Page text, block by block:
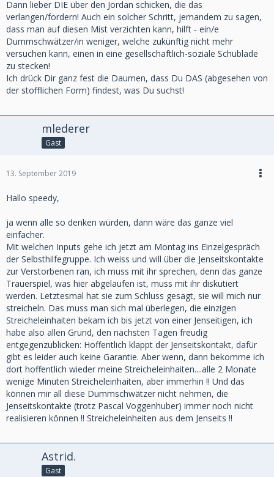
Dann lieber DIE über den Jordan schicken, die das
verlangen/fordern! Auch ein solcher Schritt, jemandem zu sagen,
dass man auf diesen Mist verzichten kann, hilft - ein/e
Dummschwätzer/in weniger, welche zukünftig nicht mehr
versuchen kann, einen in eine gesellschaftlich-soziale Schublade
zu stecken!
Ich drück Dir ganz fest die Daumen, dass Du DAS (abgesehen von
der stofflichen Form) findest, was Du suchst!
mlederer
Gast
13. September 2019
Hallo speedy,
ja wenn alle so denken würden, dann wäre das ganze viel
einfacher.
Mit welchen Inputs gehe ich jetzt am Montag ins Einzelgespräch
der Selbsthilfegruppe. Ich weiss und will über die Jenseitskontakte
zur Verstorbenen ran, ich muss mit ihr sprechen, denn das ganze
Trauerspiel, was hier abgelaufen ist, muss mit ihr diskutiert
werden. Letztesmal hat sie zum Schluss gesagt, sie will mich nur
streicheln. Das muss man sich mal überlegen, die einzigen
Streicheleinhaiten bekam ich bis jetzt von einer Jenseitigen, ich
habe also allen Grund, den nächsten Tagen freudig
entgegenzublicken: Hoffentlich klappt der Jenseitskontakt, dafür
gibt es leider auch keine Garantie. Aber wenn, dann bekomme ich
dort hoffentlich wieder meine Streicheleinhaiten....alle 2 Monate
wenige Minuten Streicheleinhaiten, aber immerhin !! Und das
können mir all diese Dummschwätzer nicht nehmen, die
Jenseitskontakte (trotz Pascal Voggenhuber) immer noch nicht
realisieren können !! Streicheleinheiten aus dem Jenseits !!
Astrid.
Gast